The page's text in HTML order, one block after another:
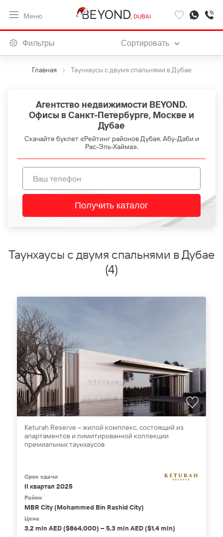
Меню DUBAI
Фильтры Сортировать
Главная Таунхаусы с двумя спальнями в Дубае
Агентство недвижимости BEYOND.
Офисы в Санкт-Петербурге, Москве и
Дубае
Скачайте буклет «Рейтинг районов Дубая, Абу-Даби и
Рас-Эль-Хайма».
Получить каталог
Таунхаусы с двумя спальнями в Дубае
(4)
Keturah Reserve – жилой комплекс, состоящий из
апартаментов и лимитированной коллекции
премиальных таунхаусов
Срок сдачи
II квартал 2025
Район
MBR City (Mohammed Bin Rashid City)
Цена
3,2 mln AED ($864,000) – 5,3 mln AED ($1,4 mln)